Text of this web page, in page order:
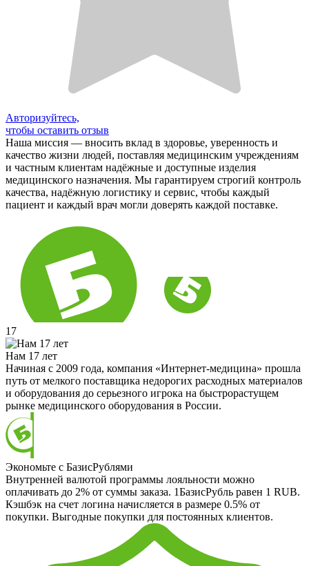
Авторизуйтесь,
чтобы оставить отзыв
Наша миссия — вносить вклад в здоровье, уверенность и
качество жизни людей, поставляя медицинским учреждениям
и частным клиентам надёжные и доступные изделия
медицинского назначения. Мы гарантируем строгий контроль
качества, надёжную логистику и сервис, чтобы каждый
пациент и каждый врач могли доверять каждой поставке.
17
Нам 17 лет
Начиная с 2009 года, компания «Интернет-медицина» прошла
путь от мелкого поставщика недорогих расходных материалов
и оборудования до серьезного игрока на быстрорастущем
рынке медицинского оборудования в России.
Экономьте с БазисРублями
Внутренней валютой программы лояльности можно
оплачивать до 2% от суммы заказа. 1БазисРубль равен 1 RUB.
Кэшбэк на счет логина начисляется в размере 0.5% от
покупки. Выгодные покупки для постоянных клиентов.